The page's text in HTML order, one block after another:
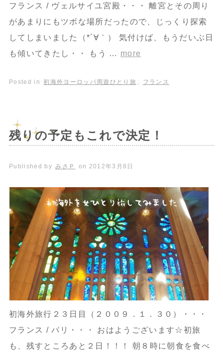
フランス / ヴェルサイユ宮殿・・・ 離宮とその周り
があまりにもツボな場所だったので、じっくり探索
してしまいました（*´∀｀） 気付けば、もうだいぶ日
も傾いてきたし・・ もう … more
Posted in 初海外ヨーロッパ周遊ひとり旅 フランス
残りの予定もこれで決定！
Published by みさＰ on 2012年3月8日
初海外旅行２３日目（２００９．１．３０）・・・
フランス / パリ・・・ おはようございます☆初旅
も、残すところあと２日！！！ 朝８時に朝食を食べ